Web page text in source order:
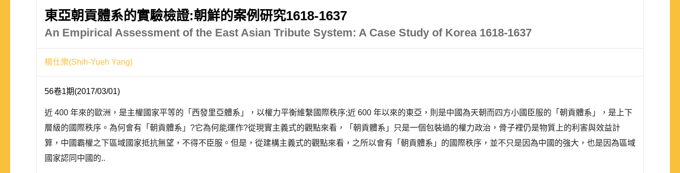
東亞朝貢體系的實驗檢證:朝鮮的案例研究1618-1637
An Empirical Assessment of the East Asian Tribute System: A Case Study of Korea 1618-1637
楊仕樂(Shih-Yueh Yang)
56卷1期(2017/03/01)
近 400 年來的歐洲，是主權國家平等的「西發里亞體系」，以權力平衡維繫國際秩序;近 600 年以來的東亞，則是中國為天朝而四方小國臣服的「朝貢體系」，是上下
層級的國際秩序。為何會有「朝貢體系」?它為何能運作?從現實主義式的觀點來看，「朝貢體系」只是一個包裝過的權力政治，骨子裡仍是物質上的利害與效益計
算，中國霸權之下區域國家抵抗無望，不得不臣服。但是，從建構主義式的觀點來看，之所以會有「朝貢體系」的國際秩序，並不只是因為中國的強大，也是因為區域
國家認同中國的..